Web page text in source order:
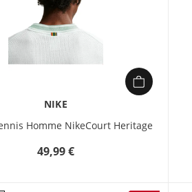
NIKE
Homme NikeCourt Heritage
49,99 €